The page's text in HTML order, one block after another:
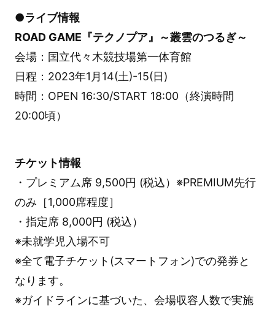
●ライブ情報
ROAD GAME『テクノプア』～叢雲のつるぎ～
会場：国立代々木競技場第一体育館
日程：2023年1月14(土)-15(日)
時間：OPEN 16:30/START 18:00（終演時間
20:00頃）
チケット情報
・プレミアム席 9,500円 (税込）※PREMIUM先行
のみ［1,000席程度］
・指定席 8,000円 (税込）
※未就学児入場不可
※全て電子チケット(スマートフォン)での発券と
なります。
※ガイドラインに基づいた、会場収容人数で実施